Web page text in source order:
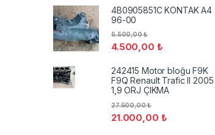
4B0905851C KONTAK A4
96-00
4.500,00 ₺
5.500,00₺
242415 Motor bloğu F9K
F9Q Renault Trafic II 2005
1,9 ORJ ÇIKMA
21.000,00 ₺
27.500,00₺